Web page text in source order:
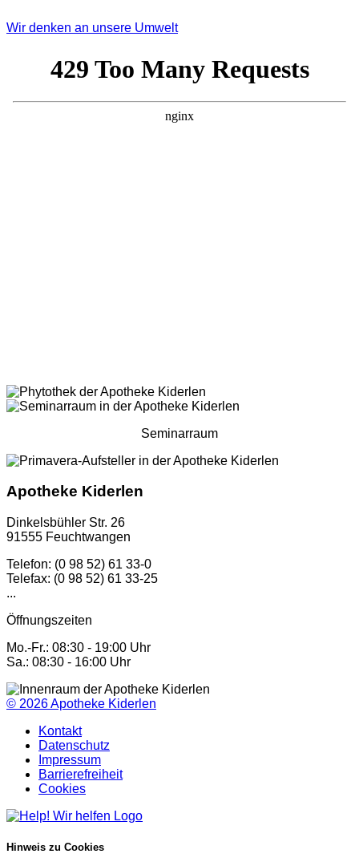
Wir denken an unsere Umwelt
Seminarraum
Apotheke Kiderlen
Dinkelsbühler Str. 26
91555 Feuchtwangen
Telefon: (0 98 52) 61 33-0
Telefax: (0 98 52) 61 33-25
...
Öffnungszeiten
Mo.-Fr.: 08:30 - 19:00 Uhr
Sa.: 08:30 - 16:00 Uhr
© 2026Apotheke Kiderlen
Kontakt
Datenschutz
Impressum
Barrierefreiheit
Cookies
Hinweis zu Cookies